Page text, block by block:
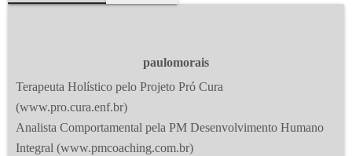
paulomorais
Terapeuta Holístico pelo Projeto Pró Cura
(www.pro.cura.enf.br)
Analista Comportamental pela PM Desenvolvimento Humano
Integral (www.pmcoaching.com.br)